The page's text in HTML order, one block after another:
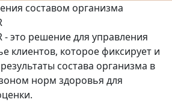
составом организма
- это решение для управления
клиентов, которое фиксирует и
состава организма в
норм здоровья для